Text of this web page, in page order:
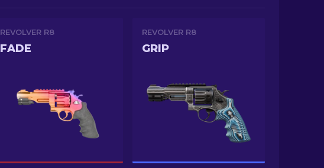
REVOLVER R8
FADE
REVOLVER R8
GRIP